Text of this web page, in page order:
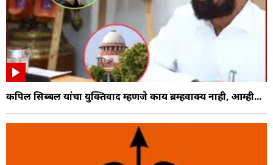
कपिल सिब्बल यांचा युक्तिवाद म्हणजे काय ब्रम्हवाक्य नाही, आम्ही...